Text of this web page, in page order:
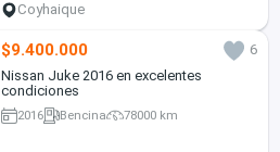
Coyhaique
$9.400.000
6
Nissan Juke 2016 en excelentes
condiciones
2016 Bencina 78000 km